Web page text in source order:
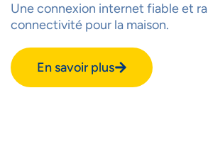
Une connexion internet fiable et
connectivité pour la maison.
En savoir plus